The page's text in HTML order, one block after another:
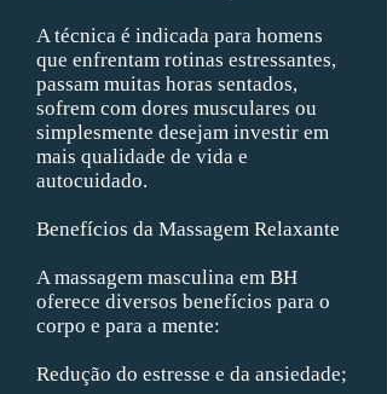
A técnica é indicada para homens
que enfrentam rotinas estressantes,
passam muitas horas sentados,
sofrem com dores musculares ou
simplesmente desejam investir em
mais qualidade de vida e
autocuidado.
Benefícios da Massagem Relaxante
A massagem masculina em BH
oferece diversos benefícios para o
corpo e para a mente:
Redução do estresse e da ansiedade;